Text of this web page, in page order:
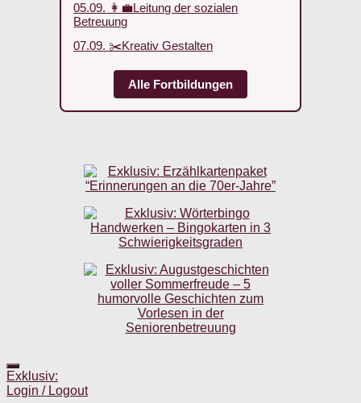
05.09. 👩‍💼Leitung der sozialen
Betreuung
07.09. ✂️Kreativ Gestalten
Alle Fortbildungen
Exklusiv:
Login / Logout